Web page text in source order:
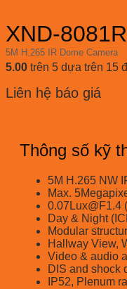
XND-
5M H.265 IR Dome Camera
5.00 trên 5 dựa trên 15
Liên hệ báo giá
Thông số kỹ
5M H.265 NW
Max.
0.07Lux@F1.4
Day & Night
Modular
Hallway View,
Video & audio
DIS and shock
IP52, Plenum